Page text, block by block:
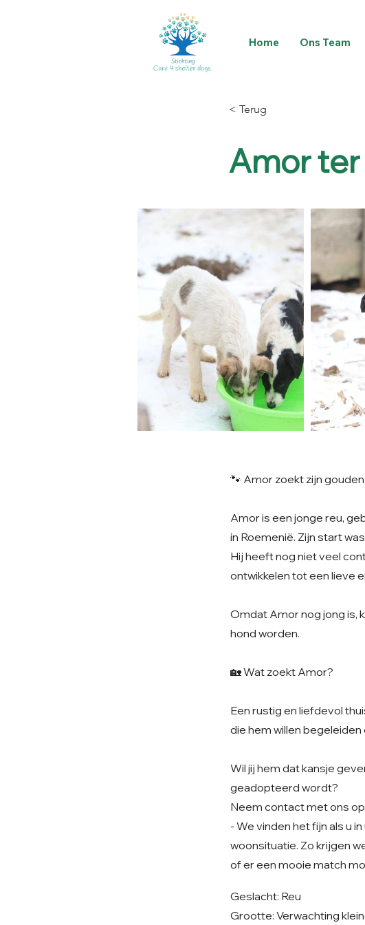
Home Ons Team
< Terug
Amor
🐾 Amor zoekt zijn
Amor is een jonge reu,
in Roemenië. Zijn start
Hij heeft nog niet veel
ontwikkelen tot een lieve
Omdat Amor nog jong is,
hond worden.
🏡 Wat zoekt Amor?
Een rustig en liefdevol
die hem willen begeleiden
Wil jij hem dat kansje
geadopteerd wordt?
Neem contact met ons
- We vinden het fijn als u
woonsituatie. Zo krijgen
of er een mooie match
Geslacht: Reu
Grootte: Verwachting